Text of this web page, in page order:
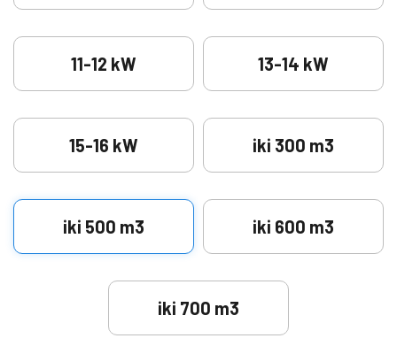
11-12 kW 13-14 kW
15-16 kW iki 300 m3
iki 500 m3 iki 600 m3
iki 700 m3